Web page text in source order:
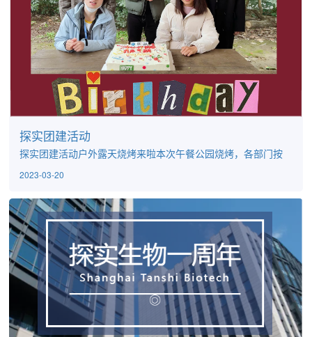
探实团建活动
探实团建活动户外露天烧烤来啦本次午餐公园烧烤，各部门按
节。午后大家进行娱乐项目器材活动，如扑克牌、球类、风等
乐，在阳光中尽情释放；风景的美丽，在微风中自由飞翔；难
得的惬意，在好友间轻轻诉说！PART2本月寿星智慧与美貌并
存，潮流与前沿代表，人见人爱无与匹敌的拥有魔鬼身材天使
面容的小...
2023-03-20